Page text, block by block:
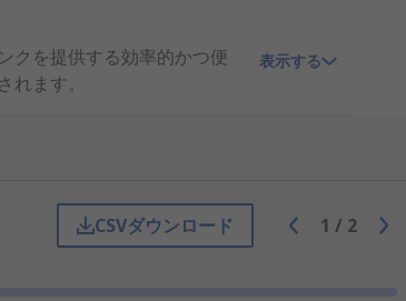
クを提供する効率的かつ便
ます。
表示する
CSVダウンロード 1 / 2